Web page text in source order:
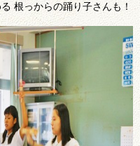
根っからの踊り子さんも！